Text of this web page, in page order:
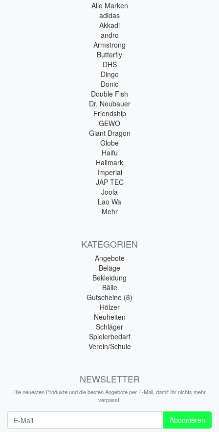
Alle Marken
adidas
Akkadi
andro
Armstrong
Butterfly
DHS
Dingo
Donic
Double Fish
Dr. Neubauer
Friendship
GEWO
Giant Dragon
Globe
Haifu
Hallmark
Imperial
JAP TEC
Joola
Lao Wa
Mehr
KATEGORIEN
Angebote
Beläge
Bekleidung
Bälle
Gutscheine (6)
Hölzer
Neuheiten
Schläger
Spielerbedarf
Verein/Schule
NEWSLETTER
Die neuesten Produkte und die besten Angebote per E-Mail, damit Ihr nichts mehr
verpasst.
Abonnieren